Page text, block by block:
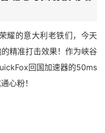
耀的意大利老铁们，今天
精准打击效果！作为峡谷
回国加速器的50ms
心粉！